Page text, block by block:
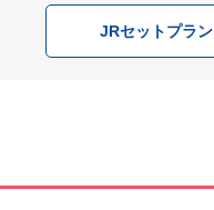
JRセットプラン